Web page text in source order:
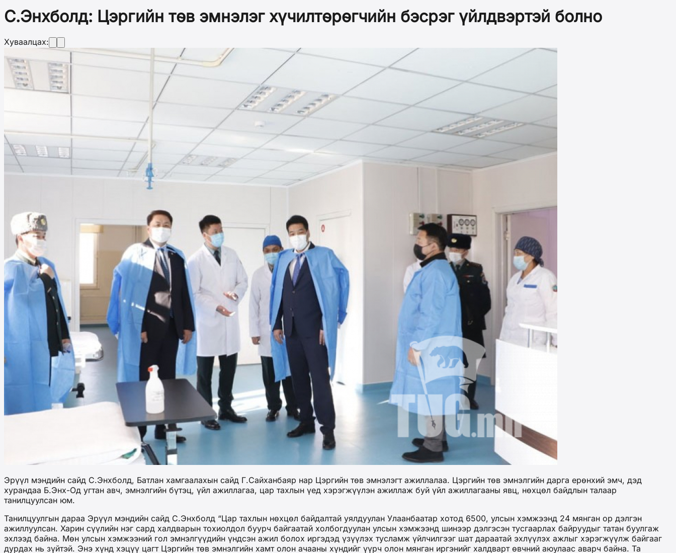
С.Энхболд: Цэргийн төв эмнэлэг хүчилтөрөгчийн бэсрэг үйлдвэртэй болно
Хуваалцах:
Эрүүл мэндийн сайд С.Энхболд, Батлан хамгаалахын сайд Г.Сайханбаяр нар Цэргийн төв эмнэлэгт ажиллалаа. Цэргийн төв эмнэлгийн дарга ерөнхий эмч, дэд
хурандаа Б.Энх-Од угтан авч, эмнэлгийн бүтэц, үйл ажиллагаа, цар тахлын үед хэрэгжүүлэн ажиллаж буй үйл ажиллагааны явц, нөхцөл байдлын талаар
танилцуулсан юм.
Танилцуулгын дараа Эрүүл мэндийн сайд С.Энхболд “Цар тахлын нөхцөл байдалтай уялдуулан Улаанбаатар хотод 6500, улсын хэмжээнд 24 мянган ор дэлгэн
ажиллуулсан. Харин сүүлийн нэг сард халдварын тохиолдол буурч байгаатай холбогдуулан улсын хэмжээнд шинээр дэлгэсэн тусгаарлах байруудыг татан буулгаж
эхлээд байна. Мөн улсын хэмжээний гол эмнэлгүүдийн үндсэн ажил болох иргэдэд үзүүлэх тусламж үйлчилгээг шат дараатай эхлүүлэх ажлыг хэрэгжүүлж байгааг
дурдах нь зүйтэй. Энэ хүнд хэцүү цагт Цэргийн төв эмнэлгийн хамт олон ачааны хүндийг үүрч олон мянган иргэнийг халдварт өвчний аюулаас аварч байна. Та